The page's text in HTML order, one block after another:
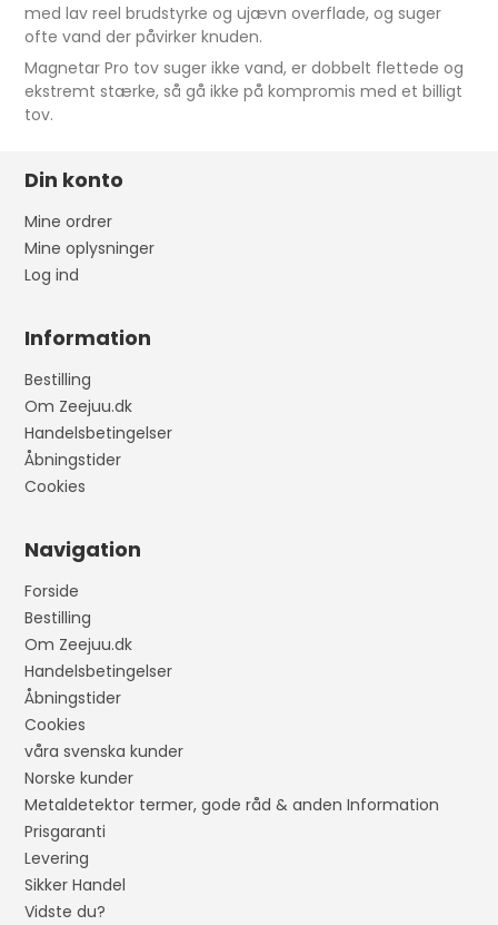
med lav reel brudstyrke og ujævn overflade, og suger
ofte vand der påvirker knuden.
Magnetar Pro tov suger ikke vand, er dobbelt flettede og
ekstremt stærke, så gå ikke på kompromis med et billigt
tov.
Din konto
Mine ordrer
Mine oplysninger
Log ind
Information
Bestilling
Om Zeejuu.dk
Handelsbetingelser
Åbningstider
Cookies
Navigation
Forside
Bestilling
Om Zeejuu.dk
Handelsbetingelser
Åbningstider
Cookies
våra svenska kunder
Norske kunder
Metaldetektor termer, gode råd & anden Information
Prisgaranti
Levering
Sikker Handel
Vidste du?